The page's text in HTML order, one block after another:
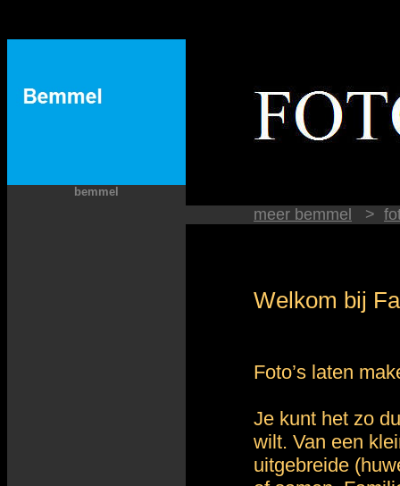
bemmel
meer bemmel >
Welkom bij
Foto’s laten
Je kunt het zo
wilt. Van een
uitgebreide